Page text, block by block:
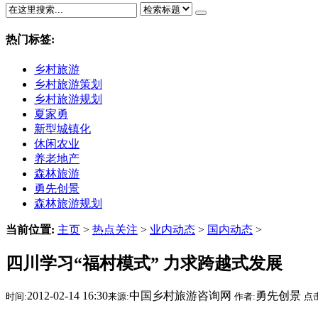
热门标签:
乡村旅游
乡村旅游策划
乡村旅游规划
夏家勇
新型城镇化
休闲农业
养老地产
森林旅游
勇先创景
森林旅游规划
当前位置: 主页 > 热点关注 > 业内动态 > 国内动态 >
四川学习“福村模式” 力求跨越式发展
时间:2012-02-14 16:30来源:中国乡村旅游咨询网 作者: 勇先创景 点